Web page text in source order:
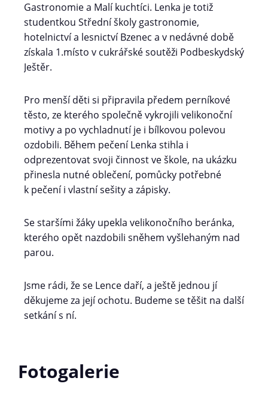
Gastronomie a Malí kuchtíci. Lenka je totiž
studentkou Střední školy gastronomie,
hotelnictví a lesnictví Bzenec a v nedávné době
získala 1.místo v cukrářské soutěži Podbeskydský
Ještěr.
Pro menší děti si připravila předem perníkové
těsto, ze kterého společně vykrojili velikonoční
motivy a po vychladnutí je i bílkovou polevou
ozdobili. Během pečení Lenka stihla i
odprezentovat svoji činnost ve škole, na ukázku
přinesla nutné oblečení, pomůcky potřebné
k pečení i vlastní sešity a zápisky.
Se staršími žáky upekla velikonočního beránka,
kterého opět nazdobili sněhem vyšlehaným nad
parou.
Jsme rádi, že se Lence daří, a ještě jednou jí
děkujeme za její ochotu. Budeme se těšit na další
setkání s ní.
Fotogalerie